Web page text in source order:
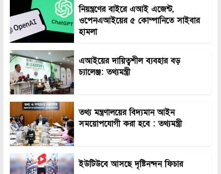
নিয়ন্ত্রণের বাইরে এআই এজেন্ট,
ওপেনএআইয়ের ৫ কোম্পানিতে সাইবার
হামলা
এআইয়ের দায়িত্বশীল ব্যবহার বড়
চ্যালেঞ্জ: তথ্যমন্ত্রী
তথ্য মন্ত্রণালয়ের বিদ্যমান আইন
সময়োপযোগী করা হবে : তথ্যমন্ত্রী
ইউটিউবে আসছে দৃষ্টিনন্দন ফিচার